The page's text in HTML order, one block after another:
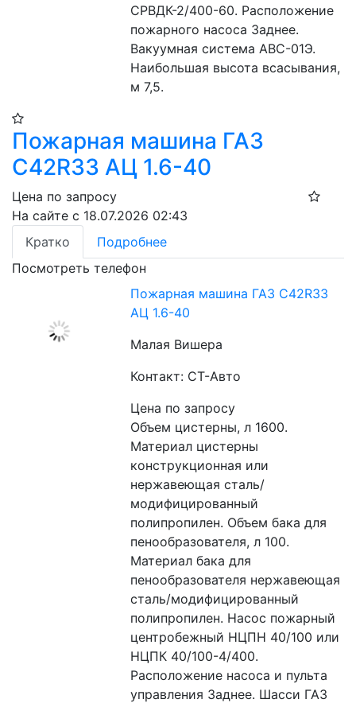
СРВДК-2/400-60. Расположение
пожарного насоса Заднее.
Вакуумная система АВС-01Э.
Наибольшая высота всасывания,
м 7,5.
Пожарная машина ГАЗ
C42R33 АЦ 1.6-40
Цена по запросу
На сайте с 18.07.2026 02:43
Кратко
Подробнее
Посмотреть телефон
Пожарная машина ГАЗ C42R33
АЦ 1.6-40
Малая Вишера
Контакт: СТ-Авто
Цена по запросу
Объем цистерны, л 1600.
Материал цистерны
конструкционная или
нержавеющая сталь/
модифицированный
полипропилен. Объем бака для
пенообразователя, л 100.
Материал бака для
пенообразователя нержавеющая
сталь/модифицированный
полипропилен. Насос пожарный
центробежный НЦПН 40/100 или
НЦПК 40/100-4/400.
Расположение насоса и пульта
управления Заднее. Шасси ГАЗ